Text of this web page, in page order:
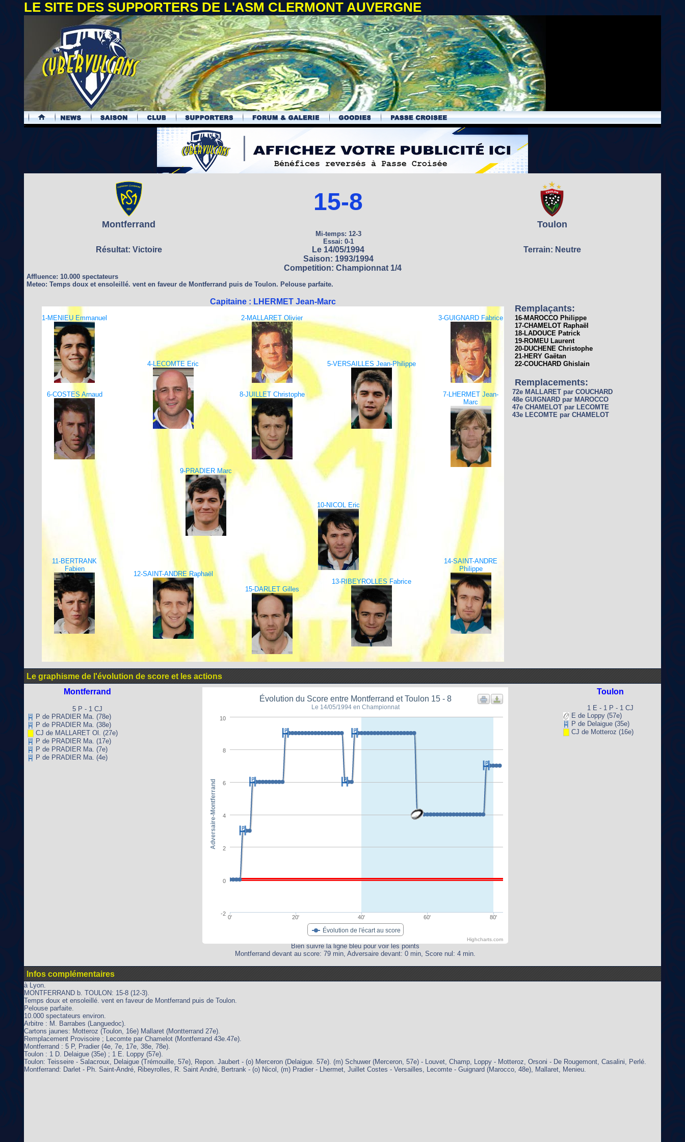
LE SITE DES SUPPORTERS DE L'ASM CLERMONT AUVERGNE
.
Montferrand
15-8
Toulon
Mi-temps: 12-3
Essai: 0-1
Résultat: Victoire Le 14/05/1994
Terrain: Neutre
Saison: 1993/1994
Competition: Championnat 1/4
Affluence: 10.000 spectateurs
Meteo: Temps doux et ensoleillé. vent en faveur de Montferrand puis de Toulon. Pelouse parfaite.
Capitaine : LHERMET Jean-Marc
1-MENIEU Emmanuel 2-MALLARET Olivier 3-GUIGNARD Fabrice
4-LECOMTE Eric 5-VERSAILLES Jean-Philippe
6-COSTES Arnaud 8-JUILLET Christophe
7-LHERMET Jean-
Marc
9-PRADIER Marc
10-NICOL Eric
11-BERTRANK
Fabien
14-SAINT-ANDRE
Philippe
12-SAINT-ANDRE Raphaël
13-RIBEYROLLES Fabrice
15-DARLET Gilles
Remplaçants:
16-MAROCCO Philippe
17-CHAMELOT Raphaël
18-LADOUCE Patrick
19-ROMEU Laurent
20-DUCHENE Christophe
21-HERY Gaëtan
22-COUCHARD Ghislain
Remplacements:
72e MALLARET par COUCHARD
48e GUIGNARD par MAROCCO
47e CHAMELOT par LECOMTE
43e LECOMTE par CHAMELOT
Le graphisme de l'évolution de score et les actions
Montferrand
5 P - 1 CJ
P de PRADIER Ma. (78e)
P de PRADIER Ma. (38e)
CJ de MALLARET Ol. (27e)
P de PRADIER Ma. (17e)
P de PRADIER Ma. (7e)
P de PRADIER Ma. (4e)
Évolution du Score entre Montferrand et Toulon 15 - 8
Le 14/05/1994 en Championnat
Évolution de l'écart au score
0' 20' 40' 60' 80'
-2
0
2
4
6
8
10
Adversaire-Montferrand
Highcharts.com
Bien suivre la ligne bleu pour voir les points
Montferrand devant au score: 79 min, Adversaire devant: 0 min, Score nul: 4 min.
Toulon
1 E - 1 P - 1 CJ
E de Loppy (57e)
P de Delaigue (35e)
CJ de Motteroz (16e)
Infos complémentaires
à Lyon.
MONTFERRAND b. TOULON: 15-8 (12-3).
Temps doux et ensoleillé. vent en faveur de Montferrand puis de Toulon.
Pelouse parfaite.
10.000 spectateurs environ.
Arbitre : M. Barrabes (Languedoc).
Cartons jaunes: Motteroz (Toulon, 16e) Mallaret (Montterrand 27e).
Remplacement Provisoire ; Lecomte par Chamelot (Montferrand 43e.47e).
Montferrand : 5 P, Pradier (4e, 7e, 17e, 38e, 78e).
Toulon : 1 D. Delaigue (35e) ; 1 E. Loppy (57e).
Toulon: Teisseire - Salacroux, Delaigue (Trémouille, 57e), Repon. Jaubert - (o) Merceron (Delaigue. 57e). (m) Schuwer (Merceron, 57e) - Louvet, Champ, Loppy - Motteroz, Orsoni - De Rougemont, Casalini, Perlé.
Montferrand: Darlet - Ph. Saint-André, Ribeyrolles, R. Saint André, Bertrank - (o) Nicol, (m) Pradier - Lhermet, Juillet Costes - Versailles, Lecomte - Guignard (Marocco, 48e), Mallaret, Menieu.